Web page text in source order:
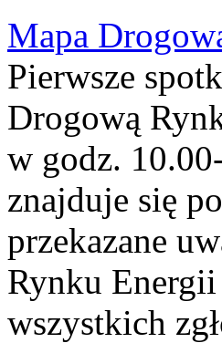
Mapa
Pierwsze
Drogową
w godz.
znajduje się
przekazane
Rynku
wszystkich